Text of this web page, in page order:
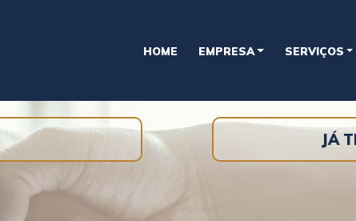
HOME EMPRESA SERVIÇOS
JÁ